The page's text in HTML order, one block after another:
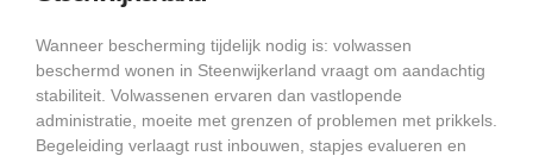
Wanneer bescherming tijdelijk nodig is: volwassen
beschermd wonen in Steenwijkerland vraagt om aandachtig
stabiliteit. Volwassenen ervaren dan vastlopende
administratie, moeite met grenzen of problemen met prikkels.
Begeleiding verlaagt rust inbouwen, stapjes evalueren en